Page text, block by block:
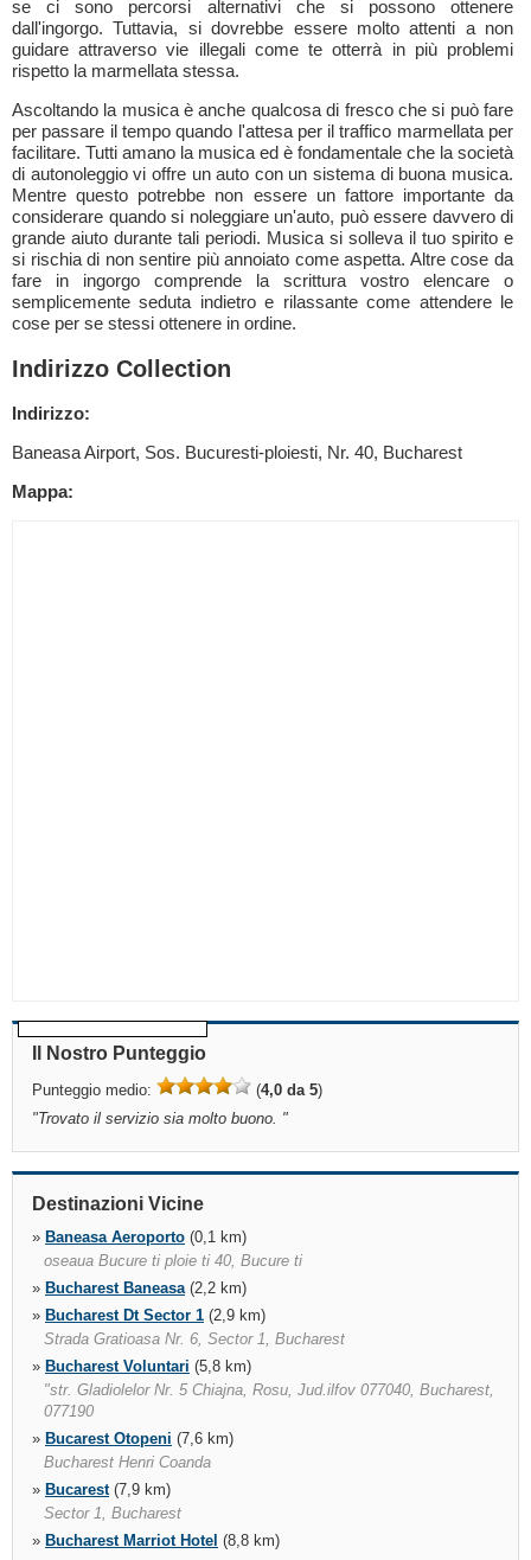
se ci sono percorsi alternativi che si possono ottenere
dall'ingorgo. Tuttavia, si dovrebbe essere molto attenti a non
guidare attraverso vie illegali come te otterrà in più problemi
rispetto la marmellata stessa.
Ascoltando la musica è anche qualcosa di fresco che si può fare
per passare il tempo quando l'attesa per il traffico marmellata per
facilitare. Tutti amano la musica ed è fondamentale che la società
di autonoleggio vi offre un auto con un sistema di buona musica.
Mentre questo potrebbe non essere un fattore importante da
considerare quando si noleggiare un'auto, può essere davvero di
grande aiuto durante tali periodi. Musica si solleva il tuo spirito e
si rischia di non sentire più annoiato come aspetta. Altre cose da
fare in ingorgo comprende la scrittura vostro elencare o
semplicemente seduta indietro e rilassante come attendere le
cose per se stessi ottenere in ordine.
Indirizzo Collection
Indirizzo:
Baneasa Airport, Sos. Bucuresti-ploiesti, Nr. 40, Bucharest
Mappa:
Il Nostro Punteggio
Punteggio medio: (4,0 da 5)
"Trovato il servizio sia molto buono. "
Destinazioni Vicine
» Baneasa Aeroporto (0,1 km)
oseaua Bucure ti ploie ti 40, Bucure ti
» Bucharest Baneasa(2,2 km)
» Bucharest Dt Sector 1 (2,9 km)
Strada Gratioasa Nr. 6, Sector 1, Bucharest
» Bucharest Voluntari (5,8 km)
"str. Gladiolelor Nr. 5 Chiajna, Rosu, Jud.ilfov 077040, Bucharest,
077190
» Bucarest Otopeni (7,6 km)
Bucharest Henri Coanda
» Bucarest(7,9 km)
Sector 1, Bucharest
» Bucharest Marriot Hotel (8,8 km)